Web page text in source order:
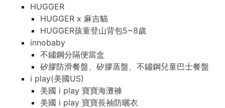
HUGGER
HUGGER x 麻吉貓
HUGGER孩童登山背包5~8歲
innobaby
不鏽鋼分隔便當盒
矽膠防滑餐盤、矽膠蒸盤、不鏽鋼兒童巴士餐盤
i play(美國US)
美國 i play 寶寶海灘褲
美國 i play 寶寶長袖防曬衣